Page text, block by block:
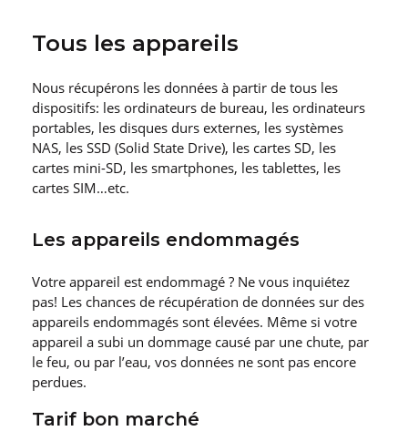
Tous les appareils
Nous récupérons les données à partir de tous les
dispositifs: les ordinateurs de bureau, les ordinateurs
portables, les disques durs externes, les systèmes
NAS, les SSD (Solid State Drive), les cartes SD, les
cartes mini-SD, les smartphones, les tablettes, les
cartes SIM…etc.
Les appareils endommagés
Votre appareil est endommagé ? Ne vous inquiétez
pas! Les chances de récupération de données sur des
appareils endommagés sont élevées. Même si votre
appareil a subi un dommage causé par une chute, par
le feu, ou par l’eau, vos données ne sont pas encore
perdues.
Tarif bon marché